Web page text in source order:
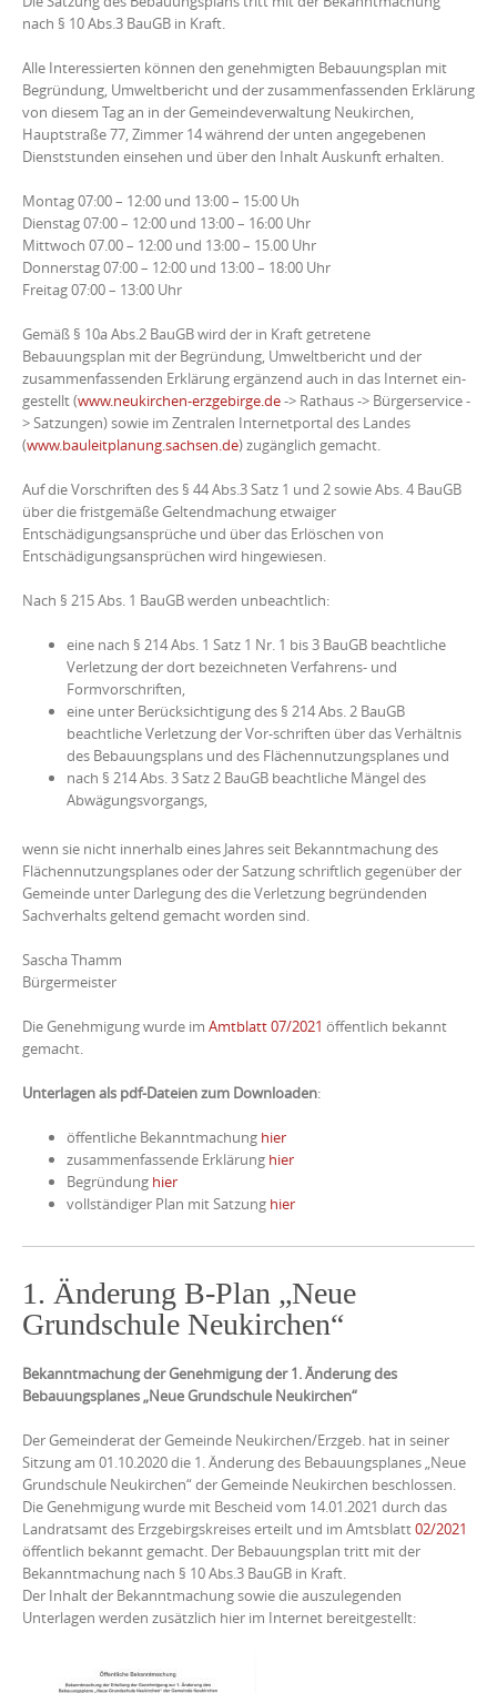
nach § 10 Abs.3 BauGB in Kraft.
Alle Interessierten können den genehmigten Bebauungsplan mit
Begründung, Umweltbericht und der zusammenfassenden Erklärung
von diesem Tag an in der Gemeindeverwaltung Neukirchen,
Hauptstraße 77, Zimmer 14 während der unten angegebenen
Dienststunden einsehen und über den Inhalt Auskunft erhalten.
Montag 07:00 – 12:00 und 13:00 – 15:00 Uh
Dienstag 07:00 – 12:00 und 13:00 – 16:00 Uhr
Mittwoch 07.00 – 12:00 und 13:00 – 15.00 Uhr
Donnerstag 07:00 – 12:00 und 13:00 – 18:00 Uhr
Freitag 07:00 – 13:00 Uhr
Gemäß § 10a Abs.2 BauGB wird der in Kraft getretene
Bebauungsplan mit der Begründung, Umweltbericht und der
zusammenfassenden Erklärung ergänzend auch in das Internet ein-
gestellt (www.neukirchen-erzgebirge.de-> Rathaus -> Bürgerservice -
> Satzungen) sowie im Zentralen Internetportal des Landes
(www.bauleitplanung.sachsen.de) zugänglich gemacht.
Auf die Vorschriften des § 44 Abs.3 Satz 1 und 2 sowie Abs. 4 BauGB
über die fristgemäße Geltendmachung etwaiger
Entschädigungsansprüche und über das Erlöschen von
Entschädigungsansprüchen wird hingewiesen.
Nach § 215 Abs. 1 BauGB werden unbeachtlich:
eine nach § 214 Abs. 1 Satz 1 Nr. 1 bis 3 BauGB beachtliche
Verletzung der dort bezeichneten Verfahrens- und
Formvorschriften,
eine unter Berücksichtigung des § 214 Abs. 2 BauGB
beachtliche Verletzung der Vor-schriften über das Verhältnis
des Bebauungsplans und des Flächennutzungsplanes und
nach § 214 Abs. 3 Satz 2 BauGB beachtliche Mängel des
Abwägungsvorgangs,
wenn sie nicht innerhalb eines Jahres seit Bekanntmachung des
Flächennutzungsplanes oder der Satzung schriftlich gegenüber der
Gemeinde unter Darlegung des die Verletzung begründenden
Sachverhalts geltend gemacht worden sind.
Sascha Thamm
Bürgermeister
Die Genehmigung wurde im Amtblatt 07/2021 öffentlich bekannt
gemacht.
Unterlagen als pdf-Dateien zum Downloaden:
öffentliche Bekanntmachung hier
zusammenfassende Erklärung hier
Begründung hier
vollständiger Plan mit Satzung hier
1. Änderung B-Plan „Neue
Grundschule Neukirchen“
Bekanntmachung der Genehmigung der 1. Änderung des
Bebauungsplanes „Neue Grundschule Neukirchen“
Der Gemeinderat der Gemeinde Neukirchen/Erzgeb. hat in seiner
Sitzung am 01.10.2020 die 1. Änderung des Bebauungsplanes „Neue
Grundschule Neukirchen“ der Gemeinde Neukirchen beschlossen.
Die Genehmigung wurde mit Bescheid vom 14.01.2021 durch das
Landratsamt des Erzgebirgskreises erteilt und im Amtsblatt02/2021
öffentlich bekannt gemacht. Der Bebauungsplan tritt mit der
Bekanntmachung nach § 10 Abs.3 BauGB in Kraft.
Der Inhalt der Bekanntmachung sowie die auszulegenden
Unterlagen werden zusätzlich hier im Internet bereitgestellt: